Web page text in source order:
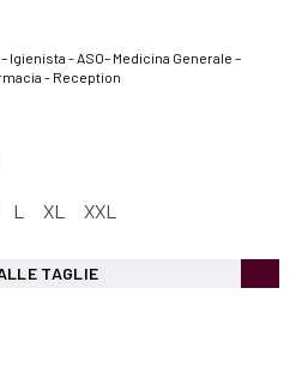
Igienista - ASO– Medicina Generale –
- Reception
L XL XXL
TAGLIE